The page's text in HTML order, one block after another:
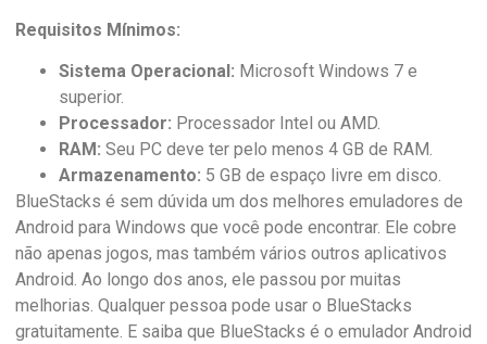
Requisitos Mínimos:
Sistema Operacional: Microsoft Windows 7 e
superior.
Processador: Processador Intel ou AMD.
RAM: Seu PC deve ter pelo menos 4 GB de RAM.
Armazenamento: 5 GB de espaço livre em disco.
BlueStacks é sem dúvida um dos melhores emuladores de
Android para Windows que você pode encontrar. Ele cobre
não apenas jogos, mas também vários outros aplicativos
Android. Ao longo dos anos, ele passou por muitas
melhorias. Qualquer pessoa pode usar o BlueStacks
gratuitamente. E saiba que BlueStacks é o emulador Android